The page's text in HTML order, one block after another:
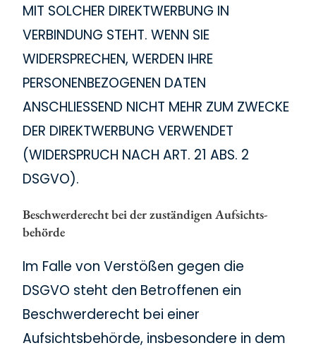
MIT SOLCHER DIREKTWERBUNG IN
VERBINDUNG STEHT. WENN SIE
WIDERSPRECHEN, WERDEN IHRE
PERSONENBEZOGENEN DATEN
ANSCHLIESSEND NICHT MEHR ZUM ZWECKE
DER DIREKTWERBUNG VERWENDET
(WIDERSPRUCH NACH ART. 21 ABS. 2
DSGVO).
Beschwerde­recht bei der zuständigen Aufsichts­
behörde
Im Falle von Verstößen gegen die
DSGVO steht den Betroffenen ein
Beschwerderecht bei einer
Aufsichtsbehörde, insbesondere in dem